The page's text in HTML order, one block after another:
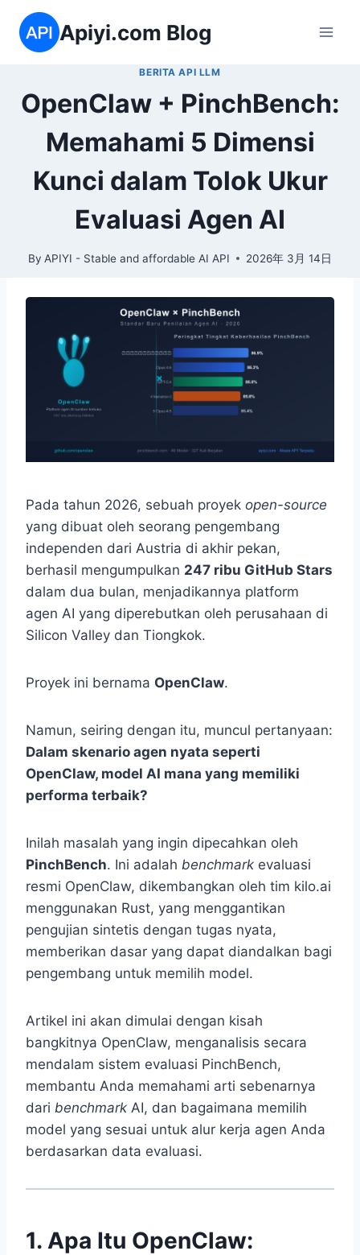
content
Apiyi.com Blog
BERITA API LLM
OpenClaw + PinchBench:
Memahami 5 Dimensi
Kunci dalam Tolok Ukur
Evaluasi Agen AI
By APIYI - Stable and affordable AI API 2026年 3月 14日
Pada tahun 2026, sebuah proyek open-source
yang dibuat oleh seorang pengembang
independen dari Austria di akhir pekan,
berhasil mengumpulkan 247 ribu GitHub Stars
dalam dua bulan, menjadikannya platform
agen AI yang diperebutkan oleh perusahaan di
Silicon Valley dan Tiongkok.
Proyek ini bernama OpenClaw.
Namun, seiring dengan itu, muncul pertanyaan:
Dalam skenario agen nyata seperti
OpenClaw, model AI mana yang memiliki
performa terbaik?
Inilah masalah yang ingin dipecahkan oleh
PinchBench. Ini adalah benchmark evaluasi
resmi OpenClaw, dikembangkan oleh tim kilo.ai
menggunakan Rust, yang menggantikan
pengujian sintetis dengan tugas nyata,
memberikan dasar yang dapat diandalkan bagi
pengembang untuk memilih model.
Artikel ini akan dimulai dengan kisah
bangkitnya OpenClaw, menganalisis secara
mendalam sistem evaluasi PinchBench,
membantu Anda memahami arti sebenarnya
dari benchmark AI, dan bagaimana memilih
model yang sesuai untuk alur kerja agen Anda
berdasarkan data evaluasi.
1. Apa Itu OpenClaw: